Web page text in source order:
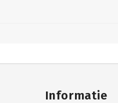
Informatie